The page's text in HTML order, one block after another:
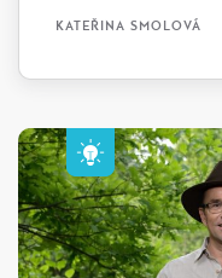
KATEŘINA SMOLOVÁ